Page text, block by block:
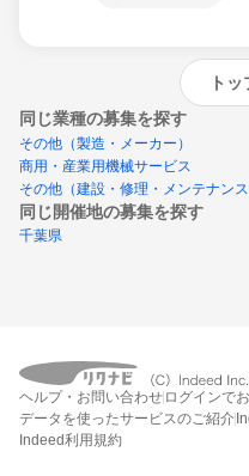
ト
同じ業種の募集を探す
その他（製造・メーカー）
商用・産業用機械サービス
その他（建設・修理・メンテナンス
同じ開催地の募集を探す
千葉県
エントリー
受
ヘルプ・お問い合わせ ログインで
データを使ったサービスのご紹介
Indeed利用規約